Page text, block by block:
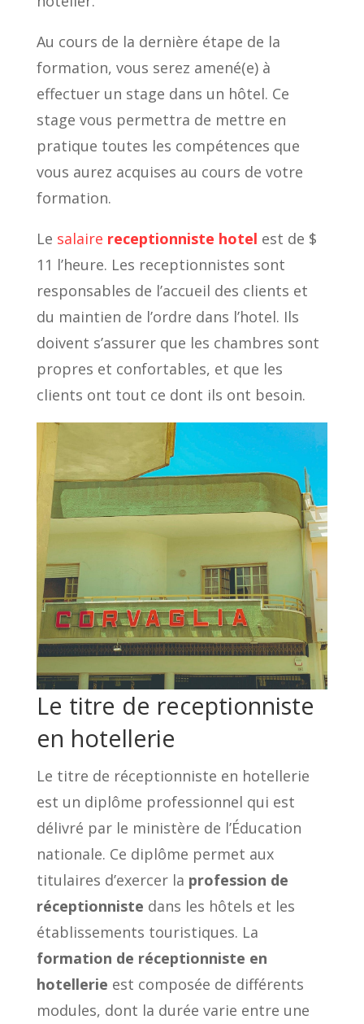
Au cours de la dernière étape de la
formation, vous serez amené(e) à
effectuer un stage dans un hôtel. Ce
stage vous permettra de mettre en
pratique toutes les compétences que
vous aurez acquises au cours de votre
formation.
Le salaire receptionniste hotel est de $
11 l’heure. Les receptionnistes sont
responsables de l’accueil des clients et
du maintien de l’ordre dans l’hotel. Ils
doivent s’assurer que les chambres sont
propres et confortables, et que les
clients ont tout ce dont ils ont besoin.
Le titre de receptionniste
en hotellerie
Le titre de réceptionniste en hotellerie
est un diplôme professionnel qui est
délivré par le ministère de l’Éducation
nationale. Ce diplôme permet aux
titulaires d’exercer la profession de
réceptionniste dans les hôtels et les
établissements touristiques. La
formation de réceptionniste en
hotellerie est composée de différents
modules, dont la durée varie entre une